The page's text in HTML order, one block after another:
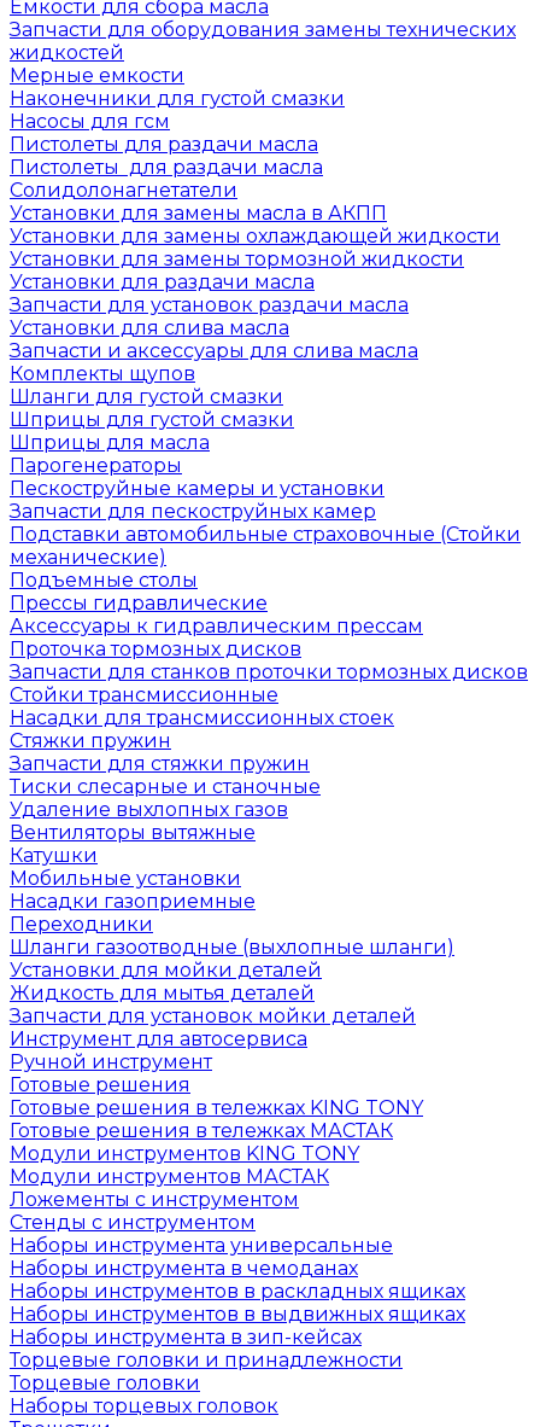
Емкости для сбора масла
Запчасти для оборудования замены технических
жидкостей
Мерные емкости
Наконечники для густой смазки
Насосы для гсм
Пистолеты для раздачи масла
Пистолеты для раздачи масла
Солидолонагнетатели
Установки для замены масла в АКПП
Установки для замены охлаждающей жидкости
Установки для замены тормозной жидкости
Установки для раздачи масла
Запчасти для установок раздачи масла
Установки для слива масла
Запчасти и аксессуары для слива масла
Комплекты щупов
Шланги для густой смазки
Шприцы для густой смазки
Шприцы для масла
Парогенераторы
Пескоструйные камеры и установки
Запчасти для пескоструйных камер
Подставки автомобильные страховочные (Стойки
механические)
Подъемные столы
Прессы гидравлические
Аксессуары к гидравлическим прессам
Проточка тормозных дисков
Запчасти для станков проточки тормозных дисков
Стойки трансмиссионные
Насадки для трансмиссионных стоек
Стяжки пружин
Запчасти для стяжки пружин
Тиски слесарные и станочные
Удаление выхлопных газов
Вентиляторы вытяжные
Катушки
Мобильные установки
Насадки газоприемные
Переходники
Шланги газоотводные (выхлопные шланги)
Установки для мойки деталей
Жидкость для мытья деталей
Запчасти для установок мойки деталей
Инструмент для автосервиса
Ручной инструмент
Готовые решения
Готовые решения в тележках KING TONY
Готовые решения в тележках МАСТАК
Модули инструментов KING TONY
Модули инструментов МАСТАК
Ложементы с инструментом
Стенды с инструментом
Наборы инструмента универсальные
Наборы инструмента в чемоданах
Наборы инструментов в раскладных ящиках
Наборы инструментов в выдвижных ящиках
Наборы инструмента в зип-кейсах
Торцевые головки и принадлежности
Торцевые головки
Наборы торцевых головок